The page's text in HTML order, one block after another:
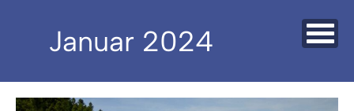
Januar 2024